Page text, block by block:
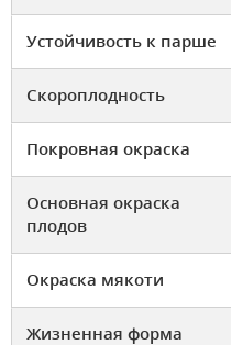
Устойчивость к парше
Скороплодность
Покровная окраска
Основная окраска
плодов
Окраска мякоти
Жизненная форма